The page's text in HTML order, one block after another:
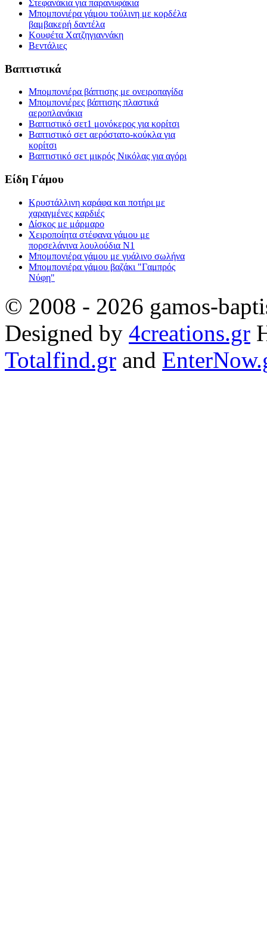
Στεφανάκια για παρανυφάκια
Μπομπονιέρα γάμου τούλινη με κορδέλα
βαμβακερή δαντέλα
Κουφέτα Χατζηγιαννάκη
Βεντάλιες
Βαπτιστικά
Μπομπονιέρα βάπτισης με ονειροπαγίδα
Μπομπονιέρες βάπτισης πλαστικά
αεροπλανάκια
Βαπτιστικό σετ1 μονόκερος για κορίτσι
Βαπτιστικό σετ αερόστατο-κούκλα για
κορίτσι
Βαπτιστικό σετ μικρός Νικόλας για αγόρι
Είδη Γάμου
Κρυστάλλινη καράφα και ποτήρι με
χαραγμένες καρδιές
Δίσκος με μάρμαρο
Χειροποίητα στέφανα γάμου με
πορσελάνινα λουλούδια Ν1
Μπομπονιέρα γάμου με γυάλινο σωλήνα
Μπομπονιέρα γάμου βαζάκι "Γαμπρός
Νύφη"
© 2008 - 2026 gamos-
Designed by 4creations.gr
Totalfind.gr and